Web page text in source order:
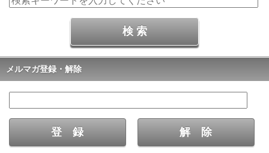
メルマガ登録・解除